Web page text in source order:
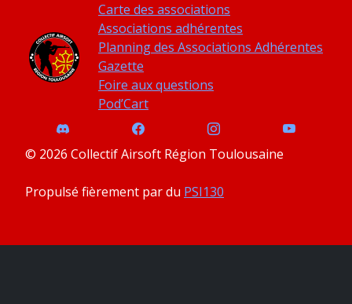
Carte des associations
Associations adhérentes
Planning des Associations Adhérentes
Gazette
Foire aux questions
Pod’Cart
© 2026 Collectif Airsoft Région Toulousaine
Propulsé fièrement par du PSI130